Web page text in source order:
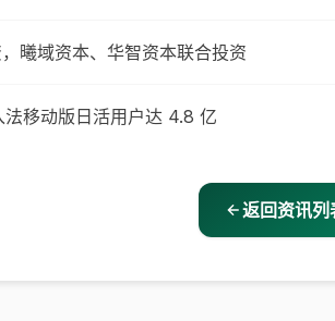
曦域资本、华智资本联合投资
移动版日活用户达 4.8 亿
返回资讯列